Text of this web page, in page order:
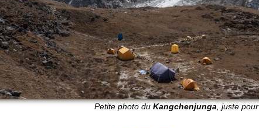
Petite photo du Kangchenjunga , juste pour